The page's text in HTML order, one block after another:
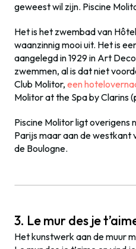
geweest wil zijn. Piscine
Het is het zwembad van
waanzinnig mooi uit. Het is
aangelegd in 1929 in Art
zwemmen, al is dat niet
Club Molitor, een
Molitor at the Spa by Clarins
Piscine Molitor ligt overigens
Parijs maar aan de westkant
de Boulogne.
3. Le mur des je
Het kunstwerk aan de muur